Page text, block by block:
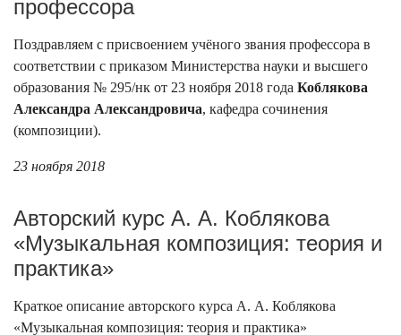
профессора
Поздравляем с присвоением учёного звания профессора в
соответствии с приказом Министерства науки и высшего
образования № 295/нк от 23 ноября 2018 года Коблякова
Александра Александровича, кафедра сочинения
(композиции).
23 ноября 2018
Авторский курс А. А. Коблякова
«Музыкальная композиция: теория и
практика»
Краткое описание авторского курса А. А. Коблякова
«Музыкальная композиция: теория и практика»